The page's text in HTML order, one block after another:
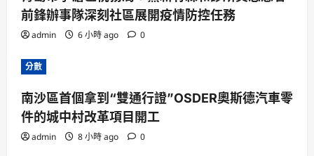
前鋒辦事隊深刻社區展開疫情防控任務
admin 6 小時 ago 0
分數
南沙區首個拿到“雙通行證”OSDER奧斯德汽車零
件的城中村改革項目開工
admin 8 小時 ago 0